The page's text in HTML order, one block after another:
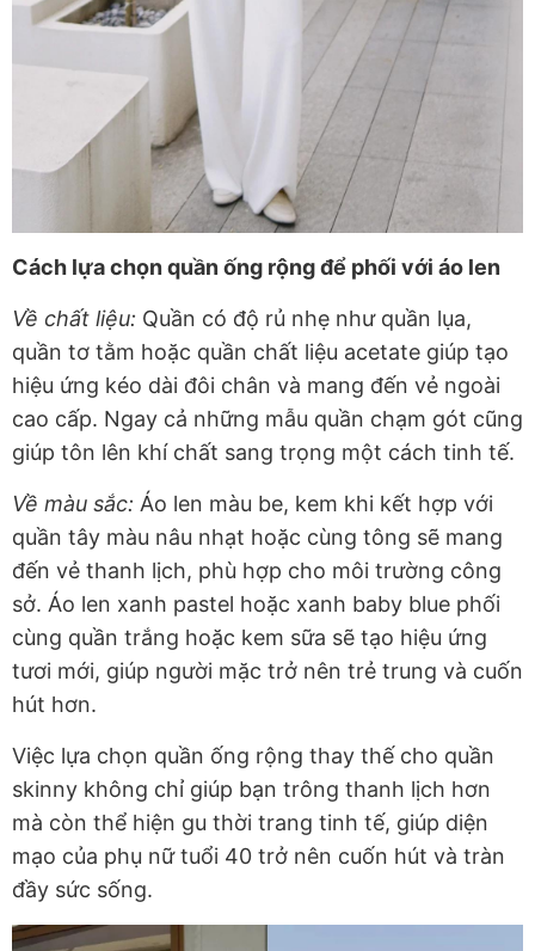
Cách lựa chọn quần ống rộng để phối với áo len
Về chất liệu: Quần có độ rủ nhẹ như quần lụa,
quần tơ tằm hoặc quần chất liệu acetate giúp tạo
hiệu ứng kéo dài đôi chân và mang đến vẻ ngoài
cao cấp. Ngay cả những mẫu quần chạm gót cũng
giúp tôn lên khí chất sang trọng một cách tinh tế.
Về màu sắc: Áo len màu be, kem khi kết hợp với
quần tây màu nâu nhạt hoặc cùng tông sẽ mang
đến vẻ thanh lịch, phù hợp cho môi trường công
sở. Áo len xanh pastel hoặc xanh baby blue phối
cùng quần trắng hoặc kem sữa sẽ tạo hiệu ứng
tươi mới, giúp người mặc trở nên trẻ trung và cuốn
hút hơn.
Việc lựa chọn quần ống rộng thay thế cho quần
skinny không chỉ giúp bạn trông thanh lịch hơn
mà còn thể hiện gu thời trang tinh tế, giúp diện
mạo của phụ nữ tuổi 40 trở nên cuốn hút và tràn
đầy sức sống.